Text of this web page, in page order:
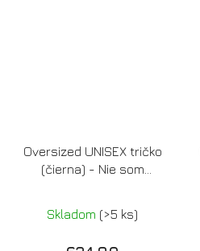
Oversized UNISEX tričko
(čierna) - Nie som
Skladom (>5 ks)